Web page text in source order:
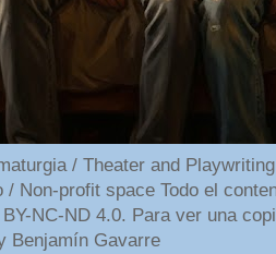
/ Theater and
Non-profit space Todo el
NC-ND 4.0. Para ver una
Benjamín Gavarre